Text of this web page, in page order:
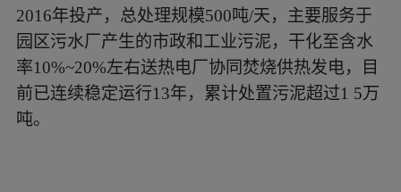
2016年投产，总处理规模500吨/天，主要服务于
园区污水厂产生的市政和工业污泥，干化至含水
率10%~20%左右送热电厂协同焚烧供热发电，目
前已连续稳定运行13年，累计处置污泥超过1 5万
吨。